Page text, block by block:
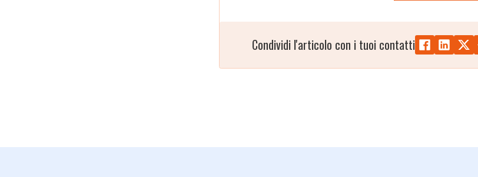
Condividi l'articolo con i tuoi contatti